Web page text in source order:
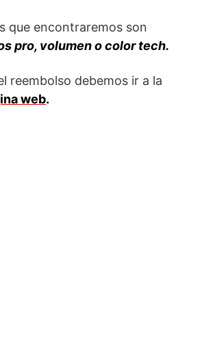
que encontraremos son
pro, volumen o color tech.
reembolso debemos ir a la
web.